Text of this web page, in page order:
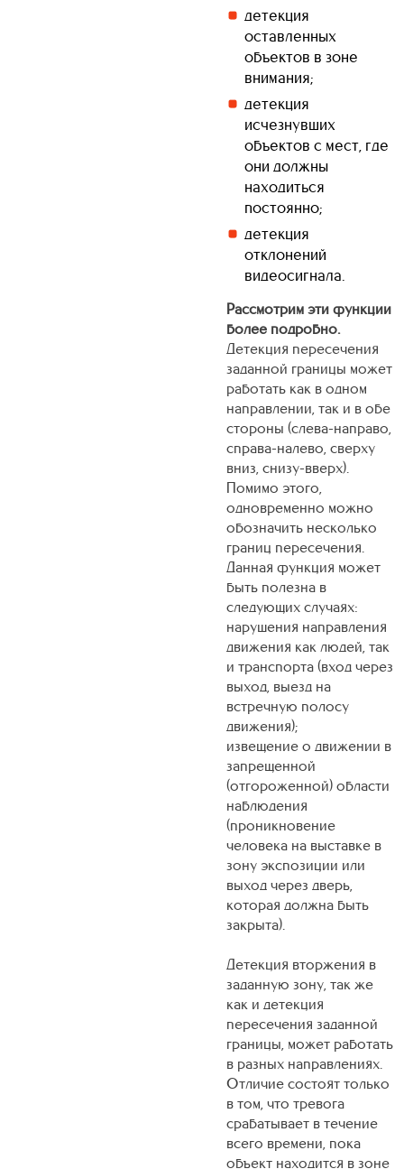
детекция
оставленных
объектов в зоне
внимания;
детекция
исчезнувших
объектов с мест, где
они должны
находиться
постоянно;
детекция
отклонений
видеосигнала.
Рассмотрим эти функции
более подробно.
Детекция пересечения
заданной границы может
работать как в одном
направлении, так и в обе
стороны (слева-направо,
справа-налево, сверху
вниз, снизу-вверх).
Помимо этого,
одновременно можно
обозначить несколько
границ пересечения.
Данная функция может
быть полезна в
следующих случаях:
нарушения направления
движения как людей, так
и транспорта (вход через
выход, выезд на
встречную полосу
движения);
извещение о движении в
запрещенной
(отгороженной) области
наблюдения
(проникновение
человека на выставке в
зону экспозиции или
выход через дверь,
которая должна быть
закрыта).
Детекция вторжения в
заданную зону, так же
как и детекция
пересечения заданной
границы, может работать
в разных направлениях.
Отличие состоят только
в том, что тревога
срабатывает в течение
всего времени, пока
объект находится в зоне